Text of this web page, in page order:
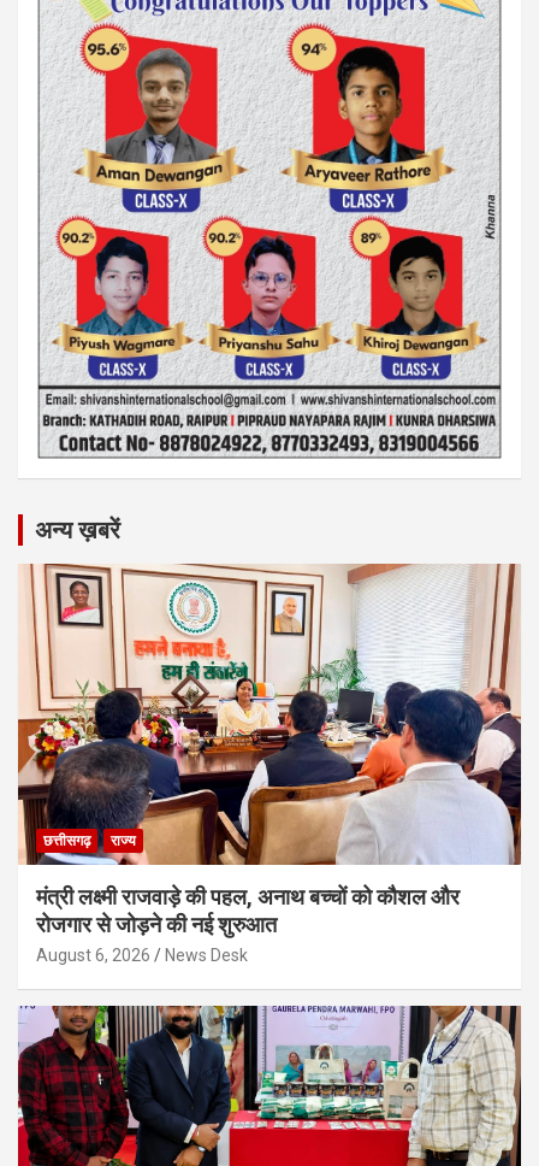
अन्य ख़बरें
छत्तीसगढ़ राज्य
मंत्री लक्ष्मी राजवाड़े की पहल, अनाथ बच्चों को कौशल और
रोजगार से जोड़ने की नई शुरुआत
August 6, 2026 News Desk